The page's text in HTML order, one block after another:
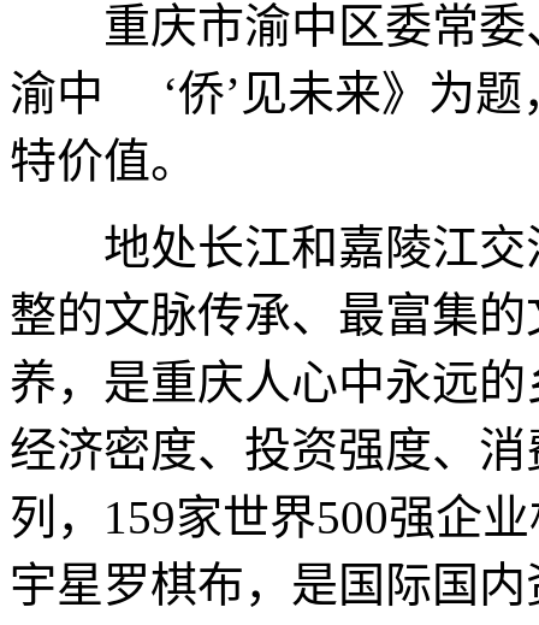
重庆市渝中区委常委
渝中 ‘侨’见未来》为题
特价值。
地处长江和嘉陵江交
整的文脉传承、最富集
养，是重庆人心中永远
经济密度、投资强度、
列，159家世界500强企
宇星罗棋布，是国际国